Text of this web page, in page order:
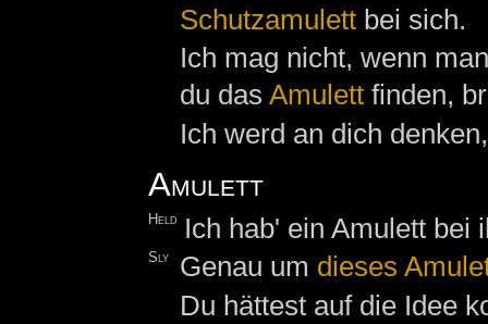
Schutzamulettbei sich.
Ich mag nicht, wenn
du das Amulettfinden,
Ich werd an dich
Amulett
Held Ich hab' ein Amulett bei
Sly Genau um dieses
Du hättest auf die Idee